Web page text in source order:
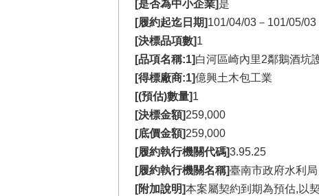
[是否為中小企業]是
[履約起迄日期]101/04/03－101/05/03
[決標品項數]1
[品項名稱:1]白河區崎內里2鄰鵝酒坑
[得標廠商:1]億興土木包工業
[(預估)數量]1
[決標金額]259,000
[底價金額]259,000
[履約執行機關代碼]3.95.25
[履約執行機關名稱]臺南市政府水利局
[附加說明]本案屬契約到期為預估,以